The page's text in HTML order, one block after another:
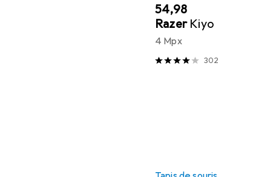
EUR
54,98
Razer Kiyo
4 Mpx
302